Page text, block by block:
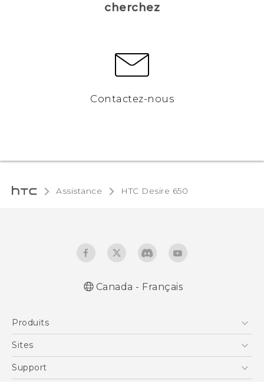
cherchez
Contactez-nous
Assistance HTC Desire 650‎
Canada - Français
Produits
5G
EXODUS
Sites
HTC Dev
Support